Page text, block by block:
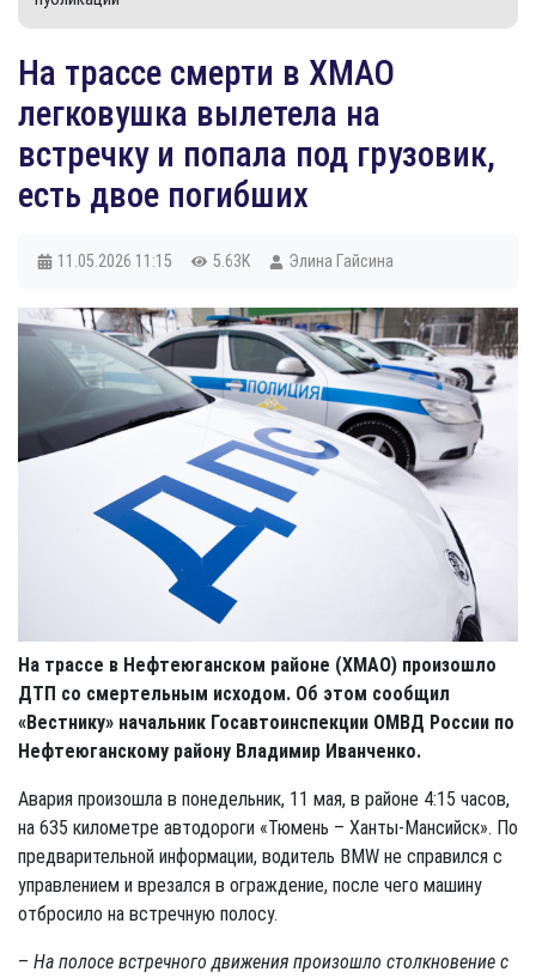
На трассе смерти в ХМАО
легковушка вылетела на
встречку и попала под грузовик,
есть двое погибших
11.05.2026 11:15 5.63K Элина Гайсина
На трассе в Нефтеюганском районе (ХМАО) произошло
ДТП со смертельным исходом. Об этом сообщил
«Вестнику» начальник Госавтоинспекции ОМВД России по
Нефтеюганскому району Владимир Иванченко.
Авария произошла в понедельник, 11 мая, в районе 4:15 часов,
на 635 километре автодороги «Тюмень – Ханты-Мансийск». По
предварительной информации, водитель BMW не справился с
управлением и врезался в ограждение, после чего машину
отбросило на встречную полосу.
– На полосе встречного движения произошло столкновение с